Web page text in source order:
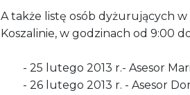
A także listę osób dyżurujących
Koszalinie, w godzinach od 9:00
- 25 lutego 2013 r.- Asesor
- 26 lutego 2013 r. - Asesor